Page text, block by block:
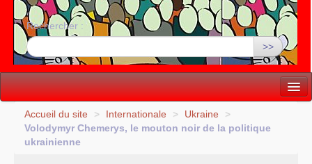
Rechercher :
>>
Vie politique
Lutter, Unir...
Accueil du site > Internationale > Ukraine
>
Volodymyr Chemerys, le mouton noir de la politique
ukrainienne